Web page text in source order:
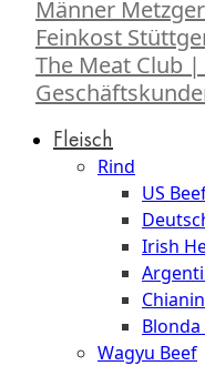
Männer
Feinkost
The Meat Club
Fleisch
Rind
US
Irish
Wagyu Beef